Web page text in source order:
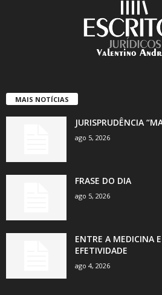
MAIS NOTÍCIAS
JURISPRUDÊNCIA
ago 5, 2026
FRASE DO DIA
ago 5, 2026
ENTRE A MEDICINA
EFETIVIDADE
ago 4, 2026